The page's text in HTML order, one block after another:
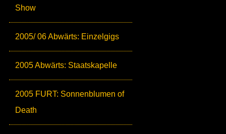
Show
2005/ 06 Abwärts: Einzelgigs
2005 Abwärts: Staatskapelle
2005 FURT: Sonnenblumen of
Death